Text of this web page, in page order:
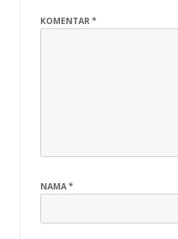
KOMENTAR*
NAMA*